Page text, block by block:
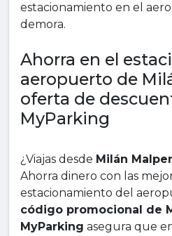
estacionamiento en el
demora.
Ahorra en el
aeropuerto de
oferta de
MyParking
¿Viajas desde Milán
Ahorra dinero con las
estacionamiento del
código promocional de
MyParking asegura que